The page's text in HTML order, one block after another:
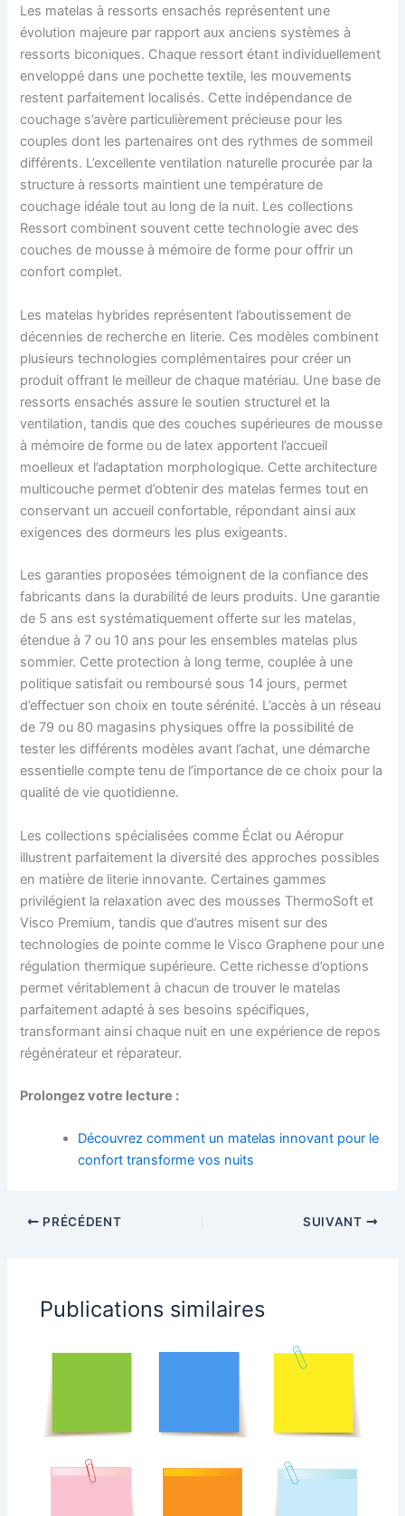
Les matelas à ressorts ensachés représentent une
évolution majeure par rapport aux anciens systèmes à
ressorts biconiques. Chaque ressort étant individuellement
enveloppé dans une pochette textile, les mouvements
restent parfaitement localisés. Cette indépendance de
couchage s’avère particulièrement précieuse pour les
couples dont les partenaires ont des rythmes de sommeil
différents. L’excellente ventilation naturelle procurée par la
structure à ressorts maintient une température de
couchage idéale tout au long de la nuit. Les collections
Ressort combinent souvent cette technologie avec des
couches de mousse à mémoire de forme pour offrir un
confort complet.
Les matelas hybrides représentent l’aboutissement de
décennies de recherche en literie. Ces modèles combinent
plusieurs technologies complémentaires pour créer un
produit offrant le meilleur de chaque matériau. Une base de
ressorts ensachés assure le soutien structurel et la
ventilation, tandis que des couches supérieures de mousse
à mémoire de forme ou de latex apportent l’accueil
moelleux et l’adaptation morphologique. Cette architecture
multicouche permet d’obtenir des matelas fermes tout en
conservant un accueil confortable, répondant ainsi aux
exigences des dormeurs les plus exigeants.
Les garanties proposées témoignent de la confiance des
fabricants dans la durabilité de leurs produits. Une garantie
de 5 ans est systématiquement offerte sur les matelas,
étendue à 7 ou 10 ans pour les ensembles matelas plus
sommier. Cette protection à long terme, couplée à une
politique satisfait ou remboursé sous 14 jours, permet
d’effectuer son choix en toute sérénité. L’accès à un réseau
de 79 ou 80 magasins physiques offre la possibilité de
tester les différents modèles avant l’achat, une démarche
essentielle compte tenu de l’importance de ce choix pour la
qualité de vie quotidienne.
Les collections spécialisées comme Éclat ou Aéropur
illustrent parfaitement la diversité des approches possibles
en matière de literie innovante. Certaines gammes
privilégient la relaxation avec des mousses ThermoSoft et
Visco Premium, tandis que d’autres misent sur des
technologies de pointe comme le Visco Graphene pour une
régulation thermique supérieure. Cette richesse d’options
permet véritablement à chacun de trouver le matelas
parfaitement adapté à ses besoins spécifiques,
transformant ainsi chaque nuit en une expérience de repos
régénérateur et réparateur.
Prolongez votre lecture :
Découvrez comment un matelas innovant pour le
confort transforme vos nuits
PRÉCÉDENT SUIVANT
Publications similaires